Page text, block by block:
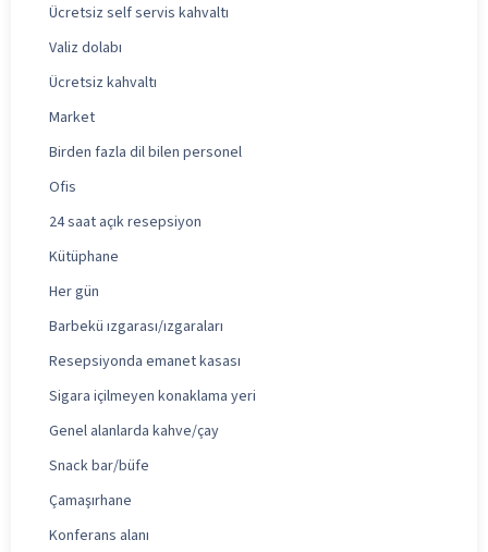
Ücretsiz self servis kahvaltı
Valiz dolabı
Ücretsiz kahvaltı
Market
Birden fazla dil bilen personel
Ofis
24 saat açık resepsiyon
Kütüphane
Her gün
Barbekü ızgarası/ızgaraları
Resepsiyonda emanet kasası
Sigara içilmeyen konaklama yeri
Genel alanlarda kahve/çay
Snack bar/büfe
Çamaşırhane
Konferans alanı